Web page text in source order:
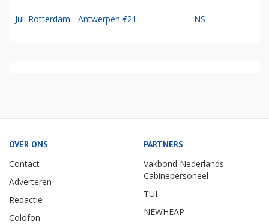
Jul: Rotterdam - Antwerpen €21 NS
OVER ONS
Contact
Adverteren
Redactie
Colofon
PARTNERS
Vakbond Nederlands
Cabinepersoneel
TUI
NEWHEAP